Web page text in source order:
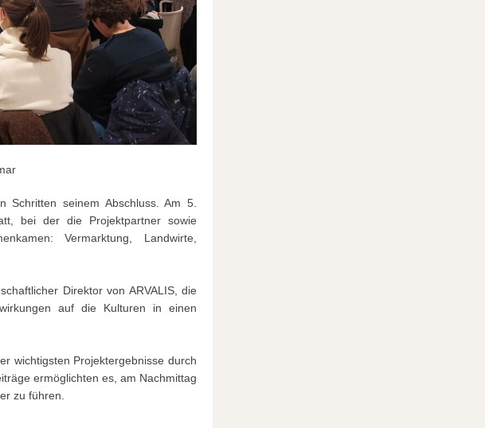
Schritten seinem Abschluss. Am 5.
bei der die Projektpartner sowie
Vermarktung, Landwirte,
Direktor von ARVALIS, die
auf die Kulturen in einen
wichtigsten Projektergebnisse durch
ermöglichten es, am Nachmittag
zu führen.